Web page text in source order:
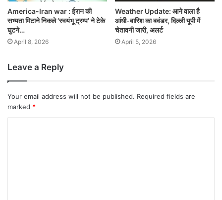
America-Iran war : ईरान की
सभ्यता मिटाने निकले ‘स्वयंभू ट्रम्प’ ने टेके
घुटने…
April 8, 2026
Weather Update: आने वाला है
आंधी-बारिश का बवंडर, दिल्ली यूपी में
चेतावनी जारी, अलर्ट
April 5, 2026
Leave a Reply
Your email address will not be published. Required fields are
marked *